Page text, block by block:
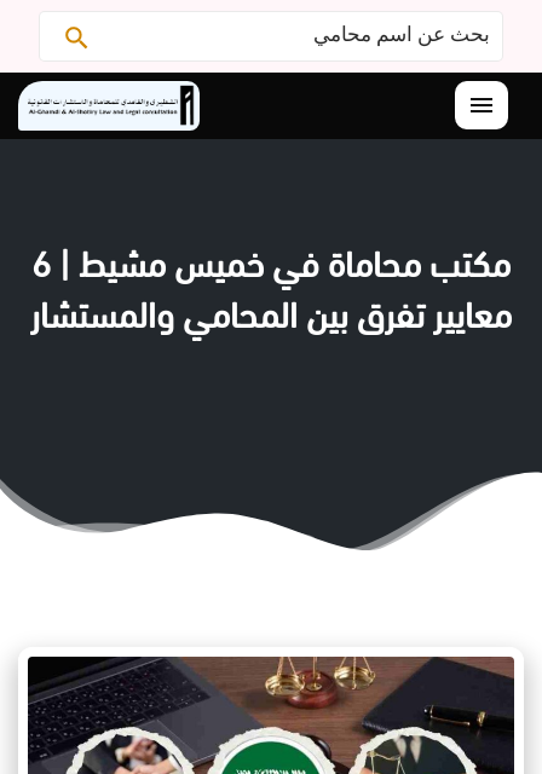
البحث
عن:
القائمة
مكتب محاماة في خميس مشيط | 6
معايير تفرق بين المحامي والمستشار